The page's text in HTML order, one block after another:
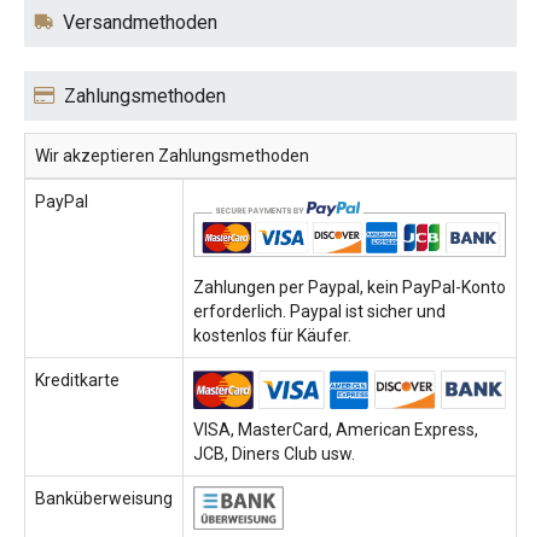
Versandmethoden
Zahlungsmethoden
Wir akzeptieren Zahlungsmethoden
PayPal
Zahlungen per Paypal, kein PayPal-Konto
erforderlich. Paypal ist sicher und
kostenlos für Käufer.
Kreditkarte
VISA, MasterCard, American Express,
JCB, Diners Club usw.
Banküberweisung